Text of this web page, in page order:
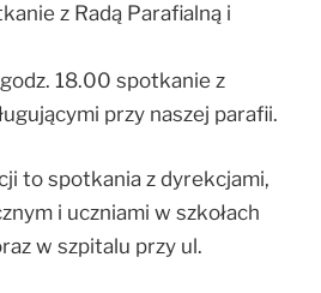
z Radą Parafialną i
18.00 spotkanie z
przy naszej parafii.
to spotkania z dyrekcjami,
i uczniami w szkołach
w szpitalu przy ul.